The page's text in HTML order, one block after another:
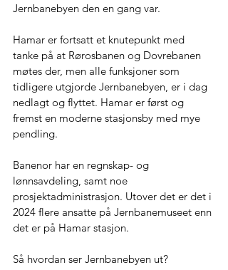
Jernbanebyen den en gang var.
Hamar er fortsatt et knutepunkt med
tanke på at Rørosbanen og Dovrebanen
møtes der, men alle funksjoner som
tidligere utgjorde Jernbanebyen, er i dag
nedlagt og flyttet. Hamar er først og
fremst en moderne stasjonsby med mye
pendling.
Banenor har en regnskap- og
lønnsavdeling, samt noe
prosjektadministrasjon. Utover det er det i
2024 flere ansatte på Jernbanemuseet enn
det er på Hamar stasjon.
Så hvordan ser Jernbanebyen ut?